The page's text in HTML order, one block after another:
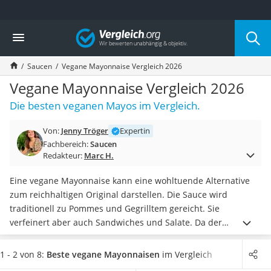
Die beliebtesten Vergleiche nach Kategorie
Lebensmittel
Schwarzkümmelöl
Knäckebrot
Schwarzkümmelöl-Kapseln
Manukahonig
Eiklar
Balsamico-Essig
Schwarzkümmelöl bio
Honig
Gemüsebrühe
Eiskaffee-Pulver
Irischer Whiskey
Grapefruitkernextrakt
Matcha-Set
Vergleich
Saucen Vegane Mayonnaise Vergleich 2026
Vegane Mayonnaise Vergleich 2026
Die besten veganen Mayos im Vergleich.
Von: Jenny Tröger
Expertin
Fachbereich:Saucen
Redakteur: Marc H.
Eine vegane Mayonnaise kann eine wohltuende Alternative
zum reichhaltigen Original darstellen. Die Sauce wird
traditionell zu Pommes und Gegrilltem gereicht. Sie
verfeinert aber auch Sandwiches und Salate. Da der
Hauptbestandteil einer traditionellen Mayonnaise das Eiist,
kommt für Veganer nur eine pflanzliche Alternative in Frage.
1 - 2 von 8: Beste vegane Mayonnaisen im Vergleich